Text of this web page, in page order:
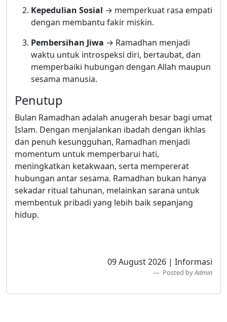
Kepedulian Sosial → memperkuat rasa empati
dengan membantu fakir miskin.
Pembersihan Jiwa → Ramadhan menjadi
waktu untuk introspeksi diri, bertaubat, dan
memperbaiki hubungan dengan Allah maupun
sesama manusia.
Penutup
Bulan Ramadhan adalah anugerah besar bagi umat
Islam. Dengan menjalankan ibadah dengan ikhlas
dan penuh kesungguhan, Ramadhan menjadi
momentum untuk memperbarui hati,
meningkatkan ketakwaan, serta mempererat
hubungan antar sesama. Ramadhan bukan hanya
sekadar ritual tahunan, melainkan sarana untuk
membentuk pribadi yang lebih baik sepanjang
hidup.
09 August 2026 | Informasi
Posted byAdmin